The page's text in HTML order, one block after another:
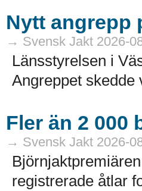
Nytt angrepp
→ Svensk Jakt 2026-
Länsstyrelsen i
Angreppet skedde
Fler än 2 000
→ Svensk Jakt 2026-
registrerade åtlar